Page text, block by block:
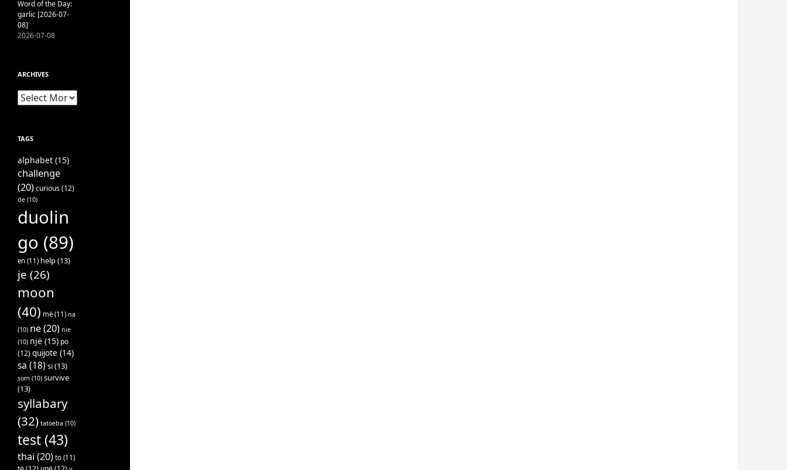
Word of the Day:
garlic [2026-07-
08]
2026-07-08
ARCHIVES
Archives
TAGS
alphabet (15)
challenge
(20)curious(12)
de (10)
duolin
go (89)
en (11) help(13)
je (26)
moon
(40) më (11) na
(10) ne(20) nie
(10) një (15) po
(12)quijote (14)
sa (18) si(13)
som (10) survive
(13)
syllabary
(32) tatoeba (10)
test (43)
thai (20) to (11)